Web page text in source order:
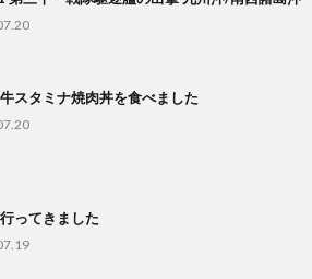
スタミナ焼肉丼を食べました
ってきました